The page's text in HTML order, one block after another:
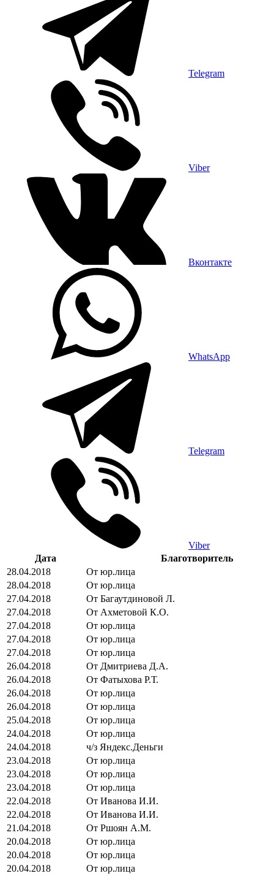
Telegram
Viber
Вконтакте
WhatsApp
Telegram
Viber
Дата
Благотворитель
28.04.2018
От юр.лица
28.04.2018
От юр.лица
27.04.2018
От Багаутдиновой Л.
27.04.2018
От Ахметовой К.О.
27.04.2018
От юр.лица
27.04.2018
От юр.лица
27.04.2018
От юр.лица
26.04.2018
От Дмитриева Д.А.
26.04.2018
От Фатыхова Р.Т.
26.04.2018
От юр.лица
26.04.2018
От юр.лица
25.04.2018
От юр.лица
24.04.2018
От юр.лица
24.04.2018
ч/з Яндекс.Деньги
23.04.2018
От юр.лица
23.04.2018
От юр.лица
23.04.2018
От юр.лица
22.04.2018
От Иванова И.И.
22.04.2018
От Иванова И.И.
21.04.2018
От Ршоян А.М.
20.04.2018
От юр.лица
20.04.2018
От юр.лица
20.04.2018
От юр.лица